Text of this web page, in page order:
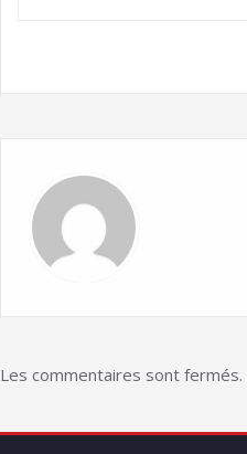
Les commentaires sont fermés.